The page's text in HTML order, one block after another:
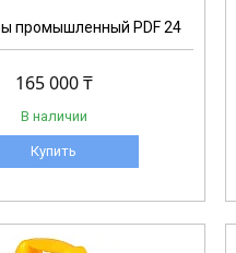
промышленный PDF 24
165 000 ₸
В наличии
Купить